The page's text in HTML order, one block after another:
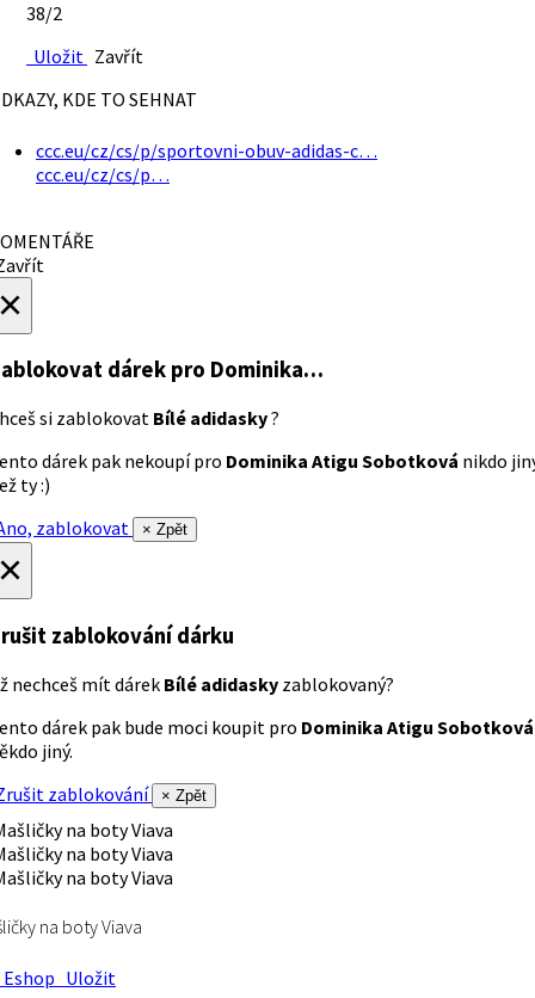
38/2
Uložit Zavřít
KDE TO SEHNAT
ccc.eu/cz/cs/p/sportovni-obuv-adidas-c…
ccc.eu/cz/cs/p…
dárek pro Dominika…
si zablokovat Bílé adidasky?
dárek pak nekoupí pro Dominika Atigu Sobotková nikdo
ty :)
zablokovat
× Zpět
zablokování dárku
nechceš mít dárek Bílé adidasky zablokovaný?
dárek pak bude moci koupit pro Dominika Atigu Sobotková
jiný.
zablokování
× Zpět
na boty Viava
Uložit